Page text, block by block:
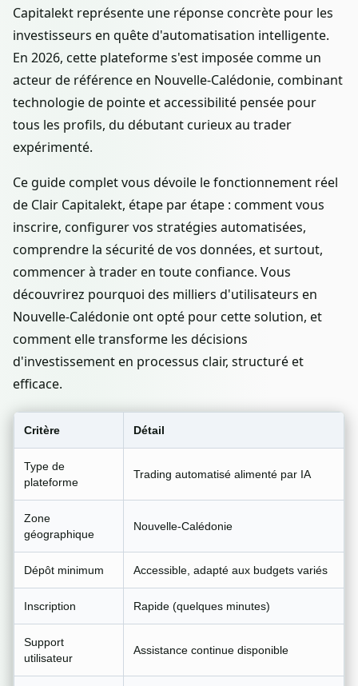
Capitalekt représente une réponse concrète pour les
investisseurs en quête d'automatisation intelligente.
En 2026, cette plateforme s'est imposée comme un
acteur de référence en Nouvelle-Calédonie, combinant
technologie de pointe et accessibilité pensée pour
tous les profils, du débutant curieux au trader
expérimenté.
Ce guide complet vous dévoile le fonctionnement réel
de Clair Capitalekt, étape par étape : comment vous
inscrire, configurer vos stratégies automatisées,
comprendre la sécurité de vos données, et surtout,
commencer à trader en toute confiance. Vous
découvrirez pourquoi des milliers d'utilisateurs en
Nouvelle-Calédonie ont opté pour cette solution, et
comment elle transforme les décisions
d'investissement en processus clair, structuré et
efficace.
Critère Détail
Type de
plateforme
Trading automatisé alimenté par IA
Zone
géographique
Nouvelle-Calédonie
Dépôt minimum Accessible, adapté aux budgets variés
Inscription Rapide (quelques minutes)
Support
utilisateur
Assistance continue disponible